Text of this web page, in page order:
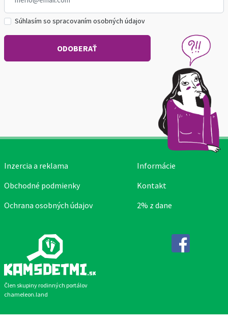
Súhlasím so spracovaním osobných údajov
Člen skupiny rodinných portálov
chameleon.land
Inzercia a reklama
Obchodné podmienky
Ochrana osobných údajov
Informácie
Kontakt
2% z dane